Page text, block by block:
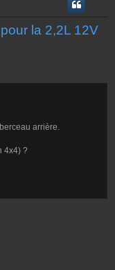
la 2,2L 12V
arrière.
4x4) ?